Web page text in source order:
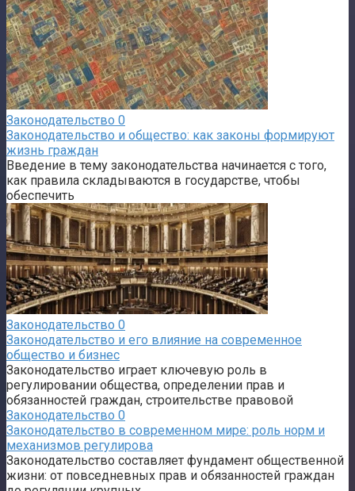
Законодательство 0
Законодательство и общество: как законы формируют
жизнь граждан
Введение в тему законодательства начинается с того,
как правила складываются в государстве, чтобы
обеспечить
Законодательство 0
Законодательство и его влияние на современное
общество и бизнес
Законодательство играет ключевую роль в
регулировании общества, определении прав и
обязанностей граждан, строительстве правовой
Законодательство 0
Законодательство в современном мире: роль норм и
механизмов регулирова
Законодательство составляет фундамент общественной
жизни: от повседневных прав и обязанностей граждан